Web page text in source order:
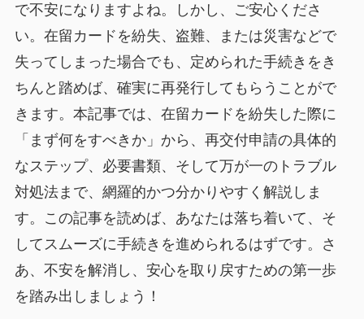
で不安になりますよね。しかし、ご安心くださ
い。在留カードを紛失、盗難、または災害などで
失ってしまった場合でも、定められた手続きをき
ちんと踏めば、確実に再発行してもらうことがで
きます。本記事では、在留カードを紛失した際に
「まず何をすべきか」から、再交付申請の具体的
なステップ、必要書類、そして万が一のトラブル
対処法まで、網羅的かつ分かりやすく解説しま
す。この記事を読めば、あなたは落ち着いて、そ
してスムーズに手続きを進められるはずです。さ
あ、不安を解消し、安心を取り戻すための第一歩
を踏み出しましょう！